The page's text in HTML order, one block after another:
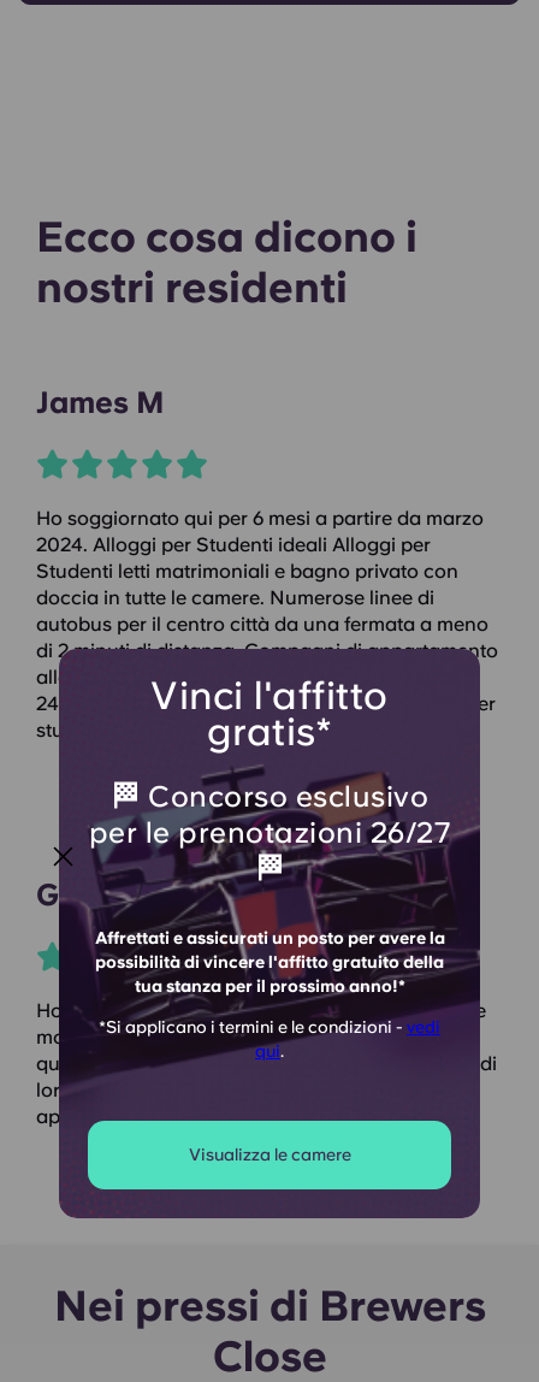
Vinci l'affitto
gratis*
🏁 Concorso esclusivo
per le prenotazioni 26/27
🏁
Affrettati e assicurati un posto per avere la
possibilità di vincere l'affitto gratuito della
tua stanza per il prossimo anno!*
*Si applicano i termini e le condizioni - vedi
qui.
Visualizza le camere
Ecco cosa dicono i
nostri residenti
James M
Ho soggiornato qui per 6 mesi a partire da marzo
2024. Alloggi per Studenti ideali Alloggi per
Studenti letti matrimoniali e bagno privato con
doccia in tutte le camere. Numerose linee di
autobus per il centro città da una fermata a meno
di 2 minuti di distanza. Compagni di appartamento
alla mano e reception/servizio di sicurezza attivo
24 ore su 24, 7 giorni su 7. Ottima sistemazione per
studenti universitari.
Gianni D
Ho vissuto a Brewers Close: il personale è sempre
molto gentile e mi aiuta sempre a entrare, anche
quando ogni tanto mi dimentico le chiavi. Alcuni di
loro parlano persino spagnolo, e questo lo
apprezzo molto!
Nei pressi di Brewers
Close